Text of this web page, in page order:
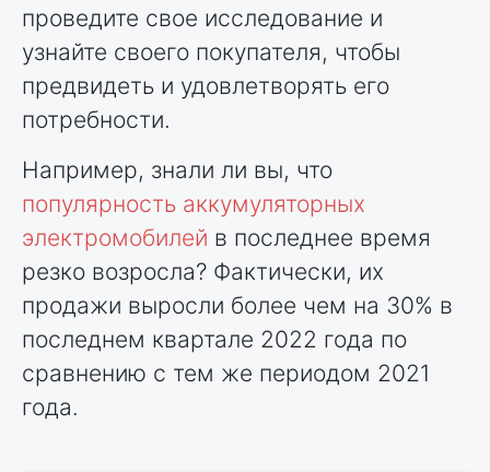
проведите свое исследование и
узнайте своего покупателя, чтобы
предвидеть и удовлетворять его
потребности.
Например, знали ли вы, что
популярность аккумуляторных
электромобилей в последнее время
резко возросла? Фактически, их
продажи выросли более чем на 30% в
последнем квартале 2022 года по
сравнению с тем же периодом 2021
года.